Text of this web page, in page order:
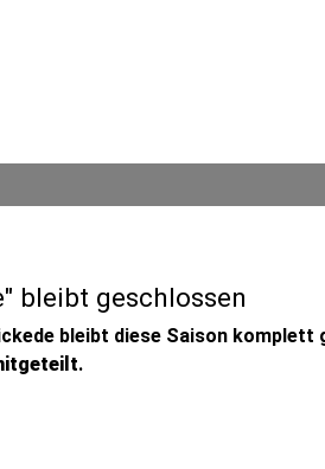
bleibt geschlossen
bleibt diese Saison komplett
.